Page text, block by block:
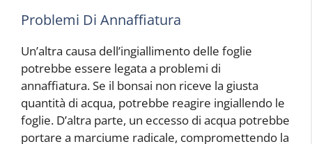
Problemi Di Annaffiatura
Un’altra causa dell’ingiallimento delle foglie
potrebbe essere legata a problemi di
annaffiatura. Se il bonsai non riceve la giusta
quantità di acqua, potrebbe reagire ingiallendo le
foglie. D’altra parte, un eccesso di acqua potrebbe
portare a marciume radicale, compromettendo la